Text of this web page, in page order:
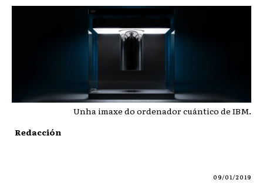
Unha imaxe do ordenador cuántico de IBM.
Redacción
09/01/2019